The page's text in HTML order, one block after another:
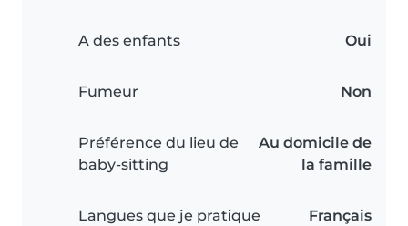
A des enfants Oui
Fumeur Non
Préférence du lieu de
baby-sitting
Au domicile de
la famille
Langues que je pratique Français